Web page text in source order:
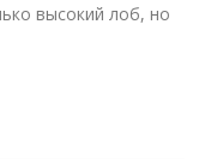
высокий лоб, но